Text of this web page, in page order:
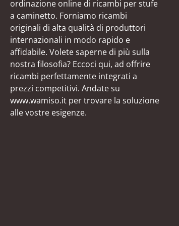
ordinazione online di ricambi per stufe
a caminetto. Forniamo ricambi
originali di alta qualità di produttori
internazionali in modo rapido e
affidabile. Volete saperne di più sulla
nostra filosofia? Eccoci qui, ad offrire
ricambi perfettamente integrati a
prezzi competitivi. Andate su
www.wamiso.it per trovare la soluzione
alle vostre esigenze.